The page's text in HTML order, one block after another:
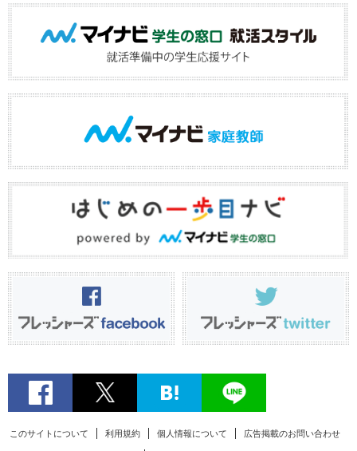
このサイトについて 利用規約 個人情報について 広告掲載のお問い合わせ